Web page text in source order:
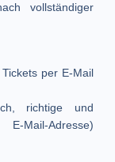
vollständiger
per E-Mail
richtige und
Mail-Adresse)